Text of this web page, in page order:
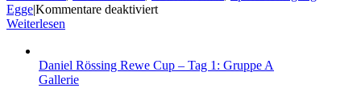
Egge|Kommentare deaktiviertfür
Cup
Weiterlesen
Daniel Rössing Rewe Cup – Tag 1: Gruppe A
Gallerie